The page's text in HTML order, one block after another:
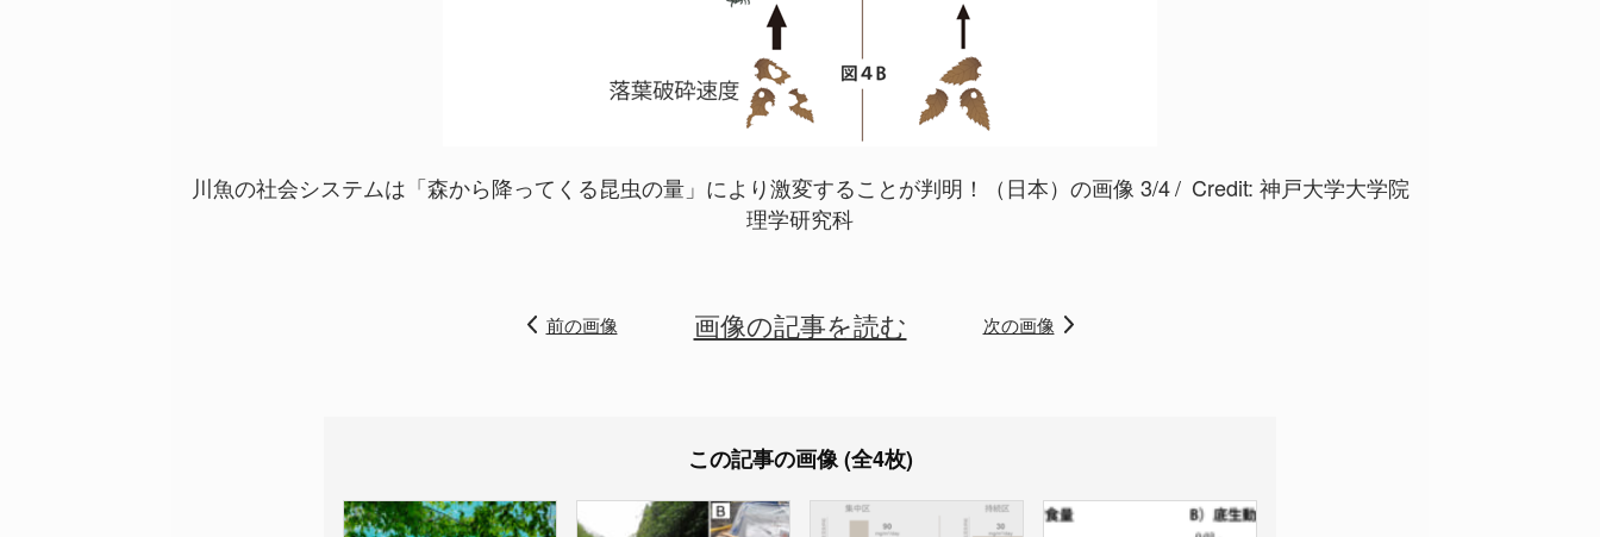
川魚の社会システムは「森から降ってくる昆虫の量」により激変することが判明！（日本）の画像 3/4 Credit: 神戸大学大学院
理学研究科
前の画像 画像の記事を読む 次の画像
この記事の画像 (全4枚)